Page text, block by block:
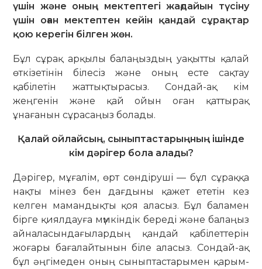
үшін және оның мектептегі жағдайын түсіну
үшін оған мектептен кейін қандай сұрақтар
қою керегін білген жөн.
Бұл сұрақ арқылы балаңыздың уақытты қалай
өткізетінін білесіз және оның есте сақтау
қабілетін жаттықтырасыз. Сондай-ақ кім
жеңгенін және қай ойын оған қаттырақ
ұнағанын сұрасаңыз болады.
Қалай ойлайсың, сыныптастарыңның ішінде
кім дәрігер бола алады?
Дәрігер, мұғалім, өрт сөндіруші — бұл сұраққа
нақты мінез бен дағдыны қажет ететін кез
келген мамандықты қоя аласыз. Бұл баламен
бірге қиялдауға мүмкіндік береді және балаңыз
айналасындағылардың қандай қабілеттерін
жоғары бағалайтынын біле аласыз. Сондай-ақ
бұл әңгімеден оның сыныптастарымен қарым-